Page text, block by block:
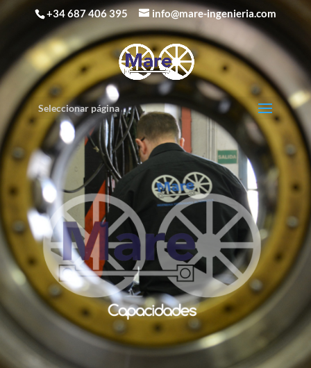
+34 687 406 395 info@mare-ingenieria.com
Seleccionar página